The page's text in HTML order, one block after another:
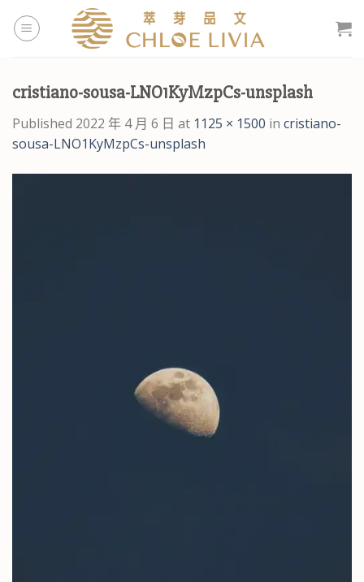
cristiano-sousa-LNO1KyMzpCs-unsplash
Published 2022 年 4 月 6 日 at 1125 × 1500 in cristiano-
sousa-LNO1KyMzpCs-unsplash